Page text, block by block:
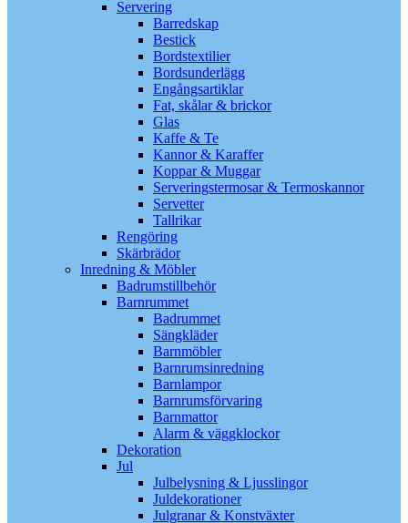
Servering
Barredskap
Bestick
Bordstextilier
Bordsunderlägg
Engångsartiklar
Fat, skålar & brickor
Glas
Kaffe & Te
Kannor & Karaffer
Koppar & Muggar
Serveringstermosar & Termoskannor
Servetter
Tallrikar
Rengöring
Skärbrädor
Inredning & Möbler
Badrumstillbehör
Barnrummet
Badrummet
Sängkläder
Barnmöbler
Barnrumsinredning
Barnlampor
Barnrumsförvaring
Barnmattor
Alarm & väggklockor
Dekoration
Jul
Julbelysning & Ljusslingor
Juldekorationer
Julgranar & Konstväxter